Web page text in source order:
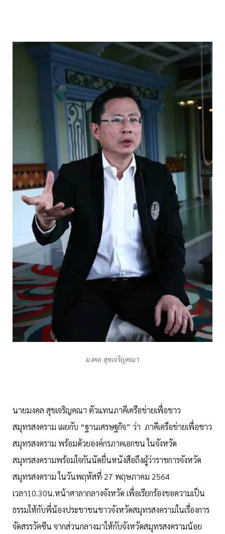
มงคล สุขเจริญคณา
นายมงคล สุขเจริญคณา ตัวแทนภาคีเครือข่ายเพื่อชาว
สมุทรสงคราม เผยกับ “ฐานเศรษฐกิจ” ว่า ภาคีเครือข่ายเพื่อชาว
สมุทรสงคราม พร้อมด้วยองค์กรภาคเอกชน ในจังหวัด
สมุทรสงครามพร้อมใจกันนัดยื่นหนังสือถึงผู้ว่าราชการจังหวัด
สมุทรสงคราม ในวันพฤหัสที่ 27 พฤษภาคม 2564
เวลา10.30น.หน้าศาลากลางจังหวัด เพื่อเรียกร้องขอความเป็น
ธรรมให้กับพี่น้องประชาชนชาวจังหวัดสมุทรสงครามในเรื่องการ
จัดสรรวัคซีน จากส่วนกลางมาให้กับจังหวัดสมุทรสงครามน้อย